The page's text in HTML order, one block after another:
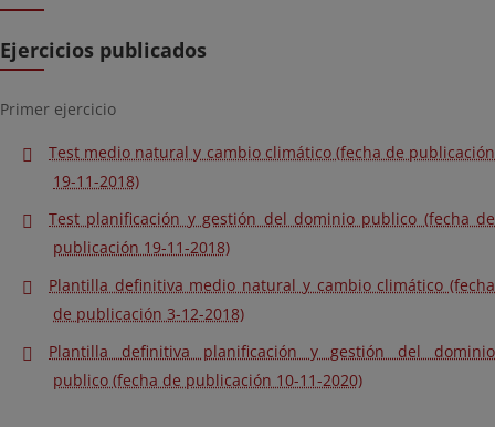
Ejercicios publicados
Primer ejercicio
Test medio natural y cambio climático (fecha de publicación
19-11-2018)
Test planificación y gestión del dominio publico (fecha de
publicación 19-11-2018)
Plantilla definitiva medio natural y cambio climático (fecha
de publicación 3-12-2018)
Plantilla definitiva planificación y gestión del dominio
publico (fecha de publicación 10-11-2020)